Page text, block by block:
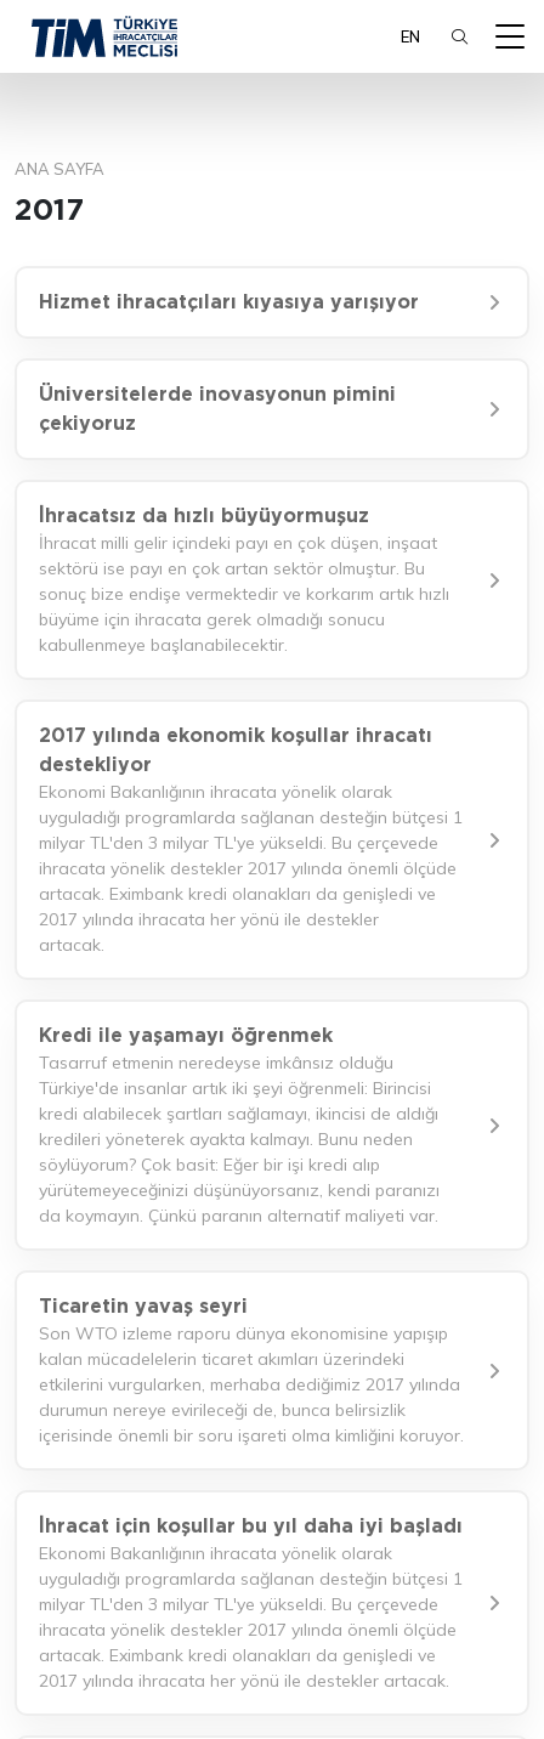
EN
ANA SAYFA
2017
Hizmet ihracatçıları kıyasıya yarışıyor
Üniversitelerde inovasyonun pimini
çekiyoruz
İhracatsız da hızlı büyüyormuşuz
İhracat milli gelir içindeki payı en çok düşen, inşaat
sektörü ise payı en çok artan sektör olmuştur. Bu
sonuç bize endişe vermektedir ve korkarım artık hızlı
büyüme için ihracata gerek olmadığı sonucu
kabullenmeye başlanabilecektir.
2017 yılında ekonomik koşullar ihracatı
destekliyor
Ekonomi Bakanlığının ihracata yönelik olarak
uyguladığı programlarda sağlanan desteğin bütçesi 1
milyar TL'den 3 milyar TL'ye yükseldi. Bu çerçevede
ihracata yönelik destekler 2017 yılında önemli ölçüde
artacak. Eximbank kredi olanakları da genişledi ve
2017 yılında ihracata her yönü ile destekler
artacak.
Kredi ile yaşamayı öğrenmek
Tasarruf etmenin neredeyse imkânsız olduğu
Türkiye'de insanlar artık iki şeyi öğrenmeli: Birincisi
kredi alabilecek şartları sağlamayı, ikincisi de aldığı
kredileri yöneterek ayakta kalmayı. Bunu neden
söylüyorum? Çok basit: Eğer bir işi kredi alıp
yürütemeyeceğinizi düşünüyorsanız, kendi paranızı
da koymayın. Çünkü paranın alternatif maliyeti var.
Ticaretin yavaş seyri
Son WTO izleme raporu dünya ekonomisine yapışıp
kalan mücadelelerin ticaret akımları üzerindeki
etkilerini vurgularken, merhaba dediğimiz 2017 yılında
durumun nereye evirileceği de, bunca belirsizlik
içerisinde önemli bir soru işareti olma kimliğini koruyor.
İhracat için koşullar bu yıl daha iyi başladı
Ekonomi Bakanlığının ihracata yönelik olarak
uyguladığı programlarda sağlanan desteğin bütçesi 1
milyar TL'den 3 milyar TL'ye yükseldi. Bu çerçevede
ihracata yönelik destekler 2017 yılında önemli ölçüde
artacak. Eximbank kredi olanakları da genişledi ve
2017 yılında ihracata her yönü ile destekler artacak.